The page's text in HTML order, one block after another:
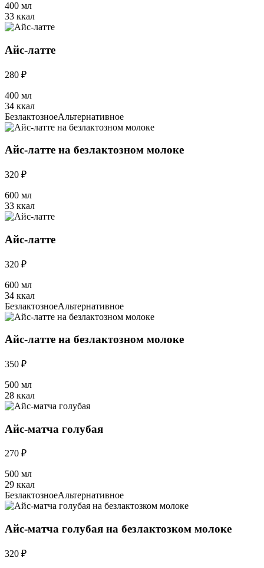
400 мл
33 ккал
Айс-латте
280 ₽
400 мл
34 ккал
БезлактозноеАльтернативное
Айс-латте на безлактозном молоке
320 ₽
600 мл
33 ккал
Айс-латте
320 ₽
600 мл
34 ккал
БезлактозноеАльтернативное
Айс-латте на безлактозном молоке
350 ₽
500 мл
28 ккал
Айс-матча голубая
270 ₽
500 мл
29 ккал
БезлактозноеАльтернативное
Айс-матча голубая на безлактозком молоке
320 ₽